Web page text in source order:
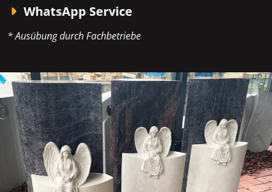
WhatsApp Service
* Ausübung durch Fachbetriebe